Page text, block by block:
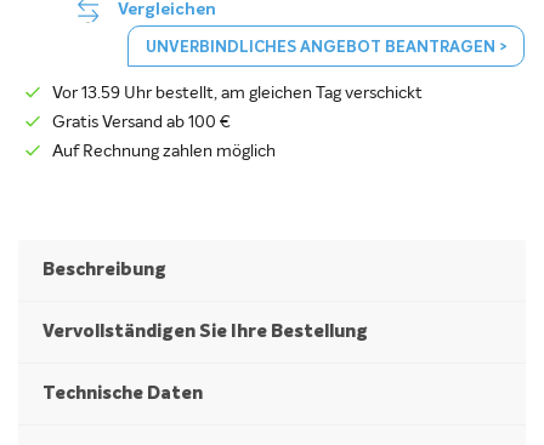
Vergleichen
UNVERBINDLICHES ANGEBOT BEANTRAGEN >
Vor 13.59 Uhr bestellt, am gleichen Tag verschickt
Gratis Versand ab 100 €
Auf Rechnung zahlen möglich
Beschreibung
Vervollständigen Sie Ihre Bestellung
Technische Daten